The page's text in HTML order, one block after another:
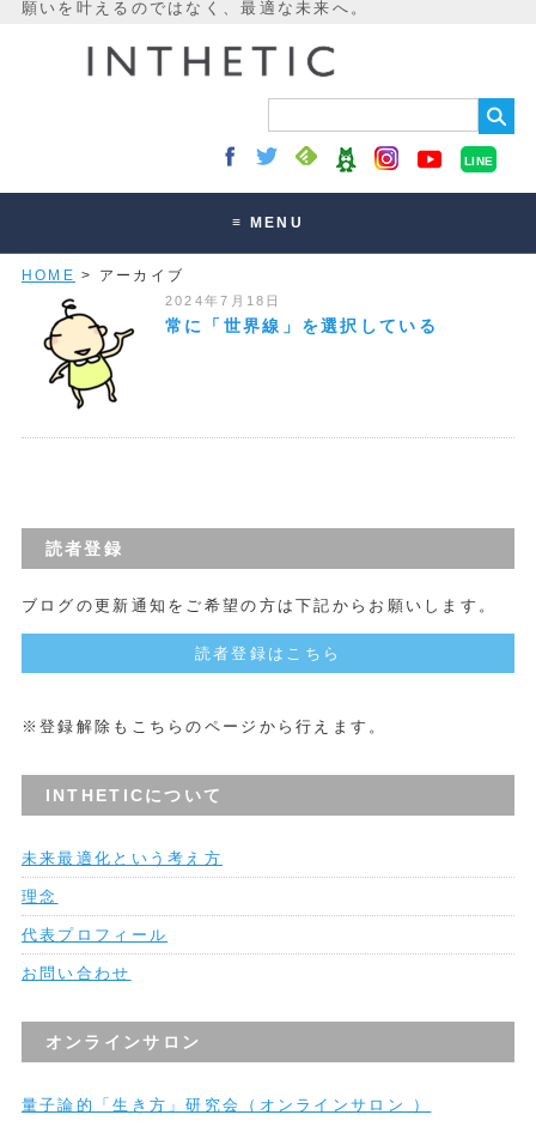
LINE
≡ MENU
講座・セッション
HOME > アーカイブ
2024年7月18日
常に「世界線」を選択している
読者登録
ブログの更新通知をご希望の方は下記からお願いします。
読者登録はこちら
※登録解除もこちらのページから行えます。
INTHETICについて
未来最適化という考え方
理念
代表プロフィール
お問い合わせ
オンラインサロン
量子論的「生き方」研究会（オンラインサロン ）